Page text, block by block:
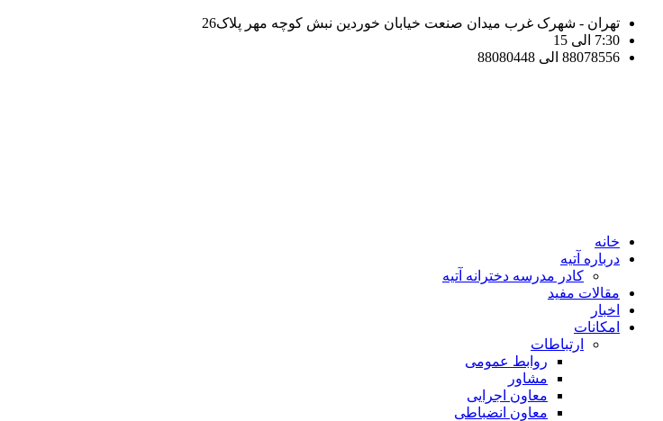
تهران - شهرک غرب میدان صنعت خیابان خوردین نبش کوچه مهر پلاک26
7:30 الی 15
88078556 الی 88080448
خانه
درباره آتیه
کادر مدرسه دخترانه آتیه
مقالات مفید
اخبار
امکانات
ارتباطات
روابط عمومی
مشاور
معاون اجرایی
معاون انضباطی